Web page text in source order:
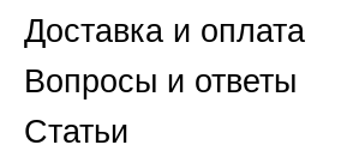
Доставка и оплата
Вопросы и ответы
Статьи